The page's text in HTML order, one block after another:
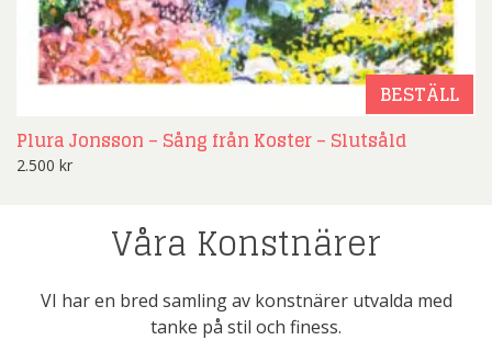
BESTÄLL
Plura Jonsson – Sång från Koster – Slutsåld
2.500 kr
Våra Konstnärer
VI har en bred samling av konstnärer utvalda med
tanke på stil och finess.